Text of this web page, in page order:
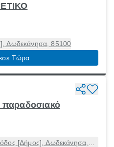
Δωδεκάνησα, 85100
Τώρα
[Δήμος], Δωδεκάνησα,